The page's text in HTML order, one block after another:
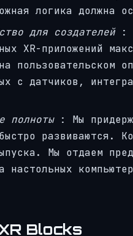
логика должна
для создателей:
XR-приложений
пользовательском
с датчиков,
полноты: Мы
развиваются.
Мы отдаем
настольных
Blocks